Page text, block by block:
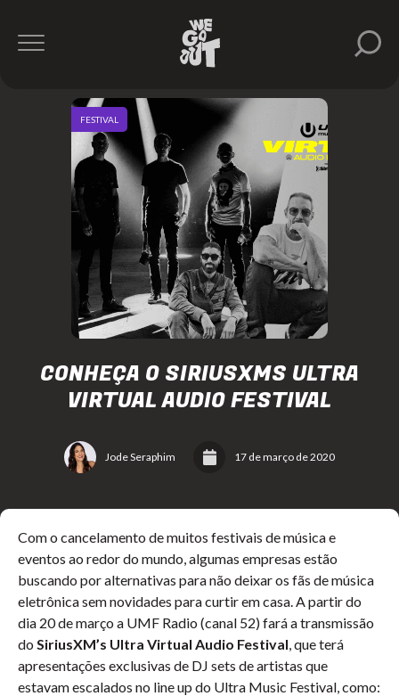
CONHEÇA O SIRIUSXMS ULTRA
VIRTUAL AUDIO FESTIVAL
Jode Seraphim 17 de março de 2020
FESTIVAL
Com o cancelamento de muitos festivais de música e
eventos ao redor do mundo, algumas empresas estão
buscando por alternativas para não deixar os fãs de música
eletrônica sem novidades para curtir em casa. A partir do
dia 20 de março a UMF Radio (canal 52) fará a transmissão
do SiriusXM’s Ultra Virtual Audio Festival, que terá
apresentações exclusivas de DJ sets de artistas que
estavam escalados no line up do Ultra Music Festival, como: